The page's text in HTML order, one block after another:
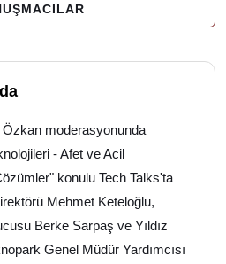
moderasyonunda
- Afet ve Acil
konulu Tech Talks'ta
Mehmet Keteloğlu,
Berke Sarpaş ve Yıldız
Genel Müdür Yardımcısı